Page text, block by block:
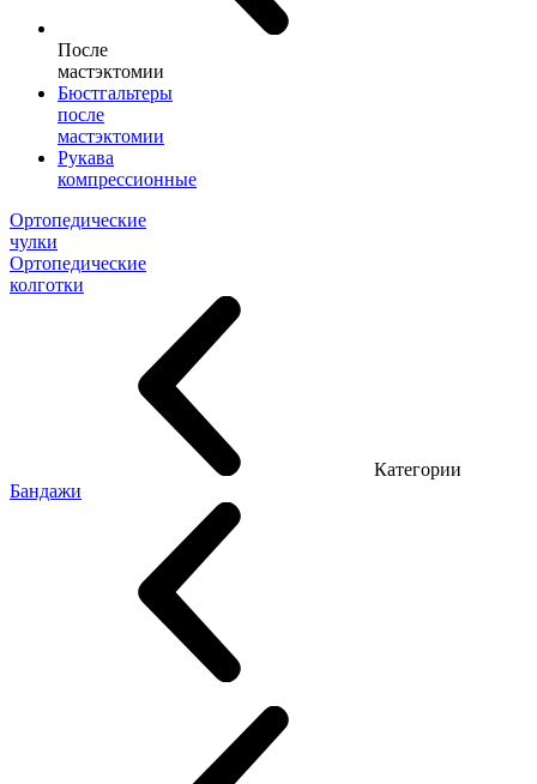
После
мастэктомии
Бюстгальтеры
после
мастэктомии
Рукава
компрессионные
Ортопедические
чулки
Ортопедические
колготки
Категории
Бандажи